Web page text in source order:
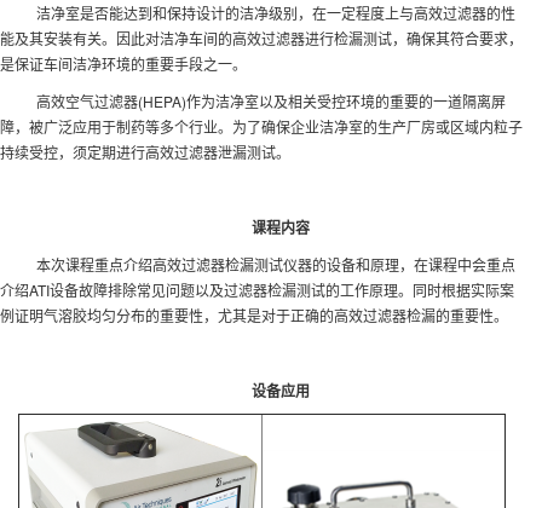
洁净室是否能达到和保持设计的洁净级别，在一定程度上与高效过滤器的性
能及其安装有关。因此对洁净车间的高效过滤器进行检漏测试，确保其符合要求，
是保证车间洁净环境的重要手段之一。
高效空气过滤器(HEPA)作为洁净室以及相关受控环境的重要的一道隔离屏
障，被广泛应用于制药等多个行业。为了确保企业洁净室的生产厂房或区域内粒子
持续受控，须定期进行高效过滤器泄漏测试。
课程内容
本次课程重点介绍高效过滤器检漏测试仪器的设备和原理，在课程中会重点
介绍ATI设备故障排除常见问题以及过滤器检漏测试的工作原理。同时根据实际案
例证明气溶胶均匀分布的重要性，尤其是对于正确的高效过滤器检漏的重要性。
设备应用